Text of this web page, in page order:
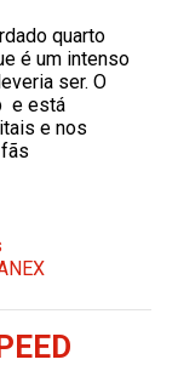
quarto
é um intenso
ser. O
e está
e nos